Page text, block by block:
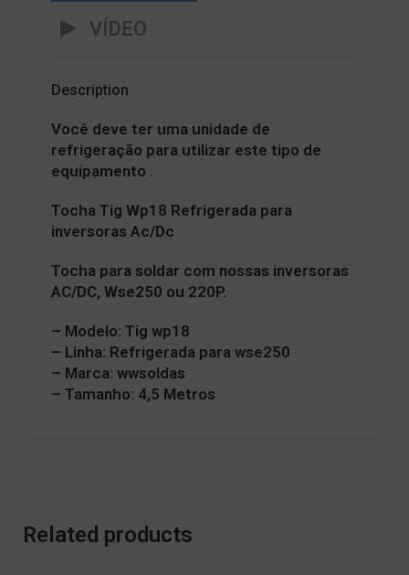
VÍDEO
Description
Você deve ter uma unidade de
refrigeração para utilizar este tipo de
equipamento .
Tocha Tig Wp18 Refrigerada para
inversoras Ac/Dc
Tocha para soldar com nossas inversoras
AC/DC, Wse250 ou 220P.
– Modelo: Tig wp18
– Linha: Refrigerada para wse250
– Marca: wwsoldas
– Tamanho: 4,5 Metros
Related products